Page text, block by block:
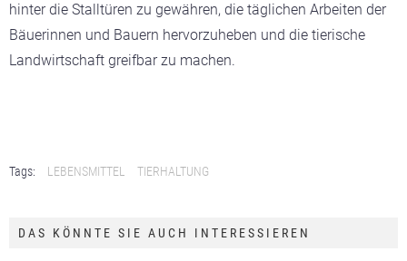
hinter die Stalltüren zu gewähren, die täglichen Arbeiten der
Bäuerinnen und Bauern hervorzuheben und die tierische
Landwirtschaft greifbar zu machen.
Tags: LEBENSMITTEL TIERHALTUNG
DAS KÖNNTE SIE AUCH INTERESSIEREN